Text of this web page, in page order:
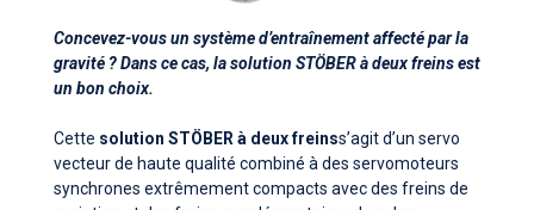
Concevez-vous un système d’entraînement affecté par la
gravité ? Dans ce cas, la solution STÖBER à deux freins est
un bon choix.
Cette solution STÖBER à deux freinss’agit d’un servo
vecteur de haute qualité combiné à des servomoteurs
synchrones extrêmement compacts avec des freins de